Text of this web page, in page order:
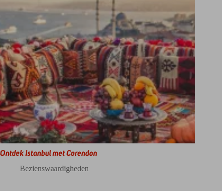
Ontdek Istanbul met Corendon
Bezienswaardigheden